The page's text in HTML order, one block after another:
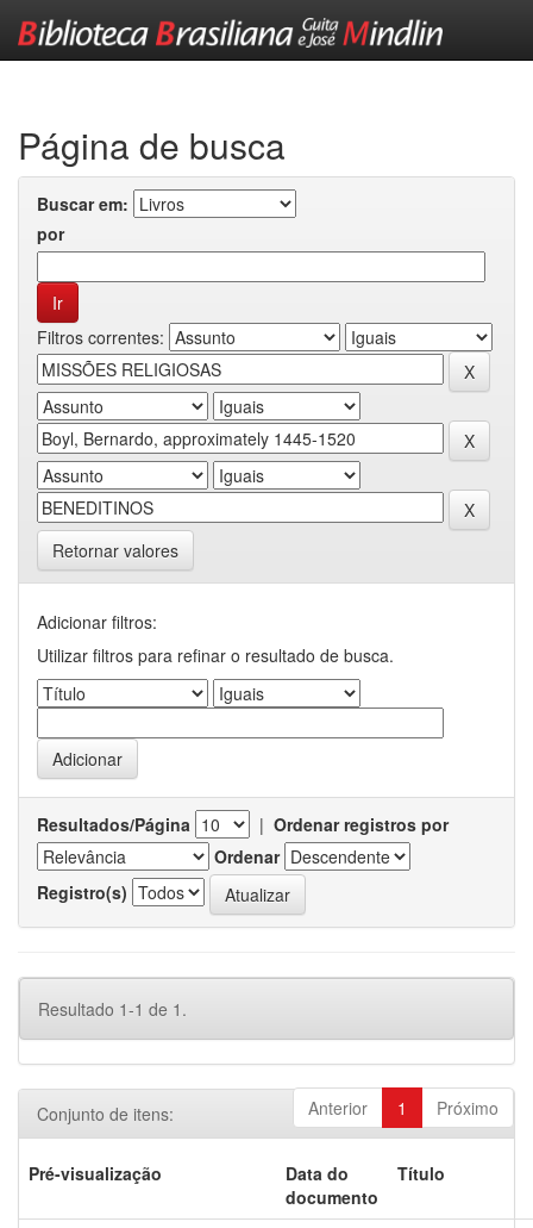
Página de busca
Buscar em:
por
Filtros correntes:
Retornar valores
Adicionar filtros:
Utilizar filtros para refinar o resultado de busca.
Resultados/Página | Ordenar registros por
Ordenar
Registro(s)
Resultado 1-1 de 1.
Anterior 1 Próximo
Conjunto de itens:
Pré-visualização
Data do
documento
Título